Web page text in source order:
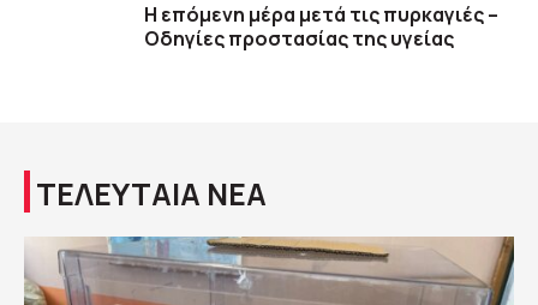
Η επόμενη μέρα μετά τις πυρκαγιές –
Οδηγίες προστασίας της υγείας
ΤΕΛΕΥΤΑΙΑ ΝΕΑ